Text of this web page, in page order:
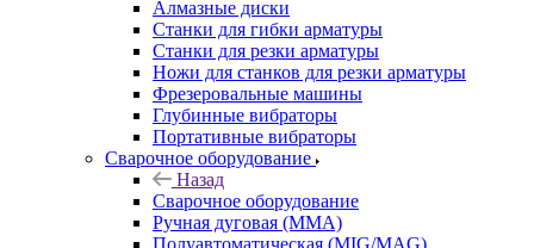
Алмазные диски
Станки для гибки арматуры
Станки для резки арматуры
Ножи для станков для резки арматуры
Фрезеровальные машины
Глубинные вибраторы
Портативные вибраторы
Сварочное оборудование
Назад
Сварочное оборудование
Ручная дуговая (MMA)
Полуавтоматическая (MIG/MAG)